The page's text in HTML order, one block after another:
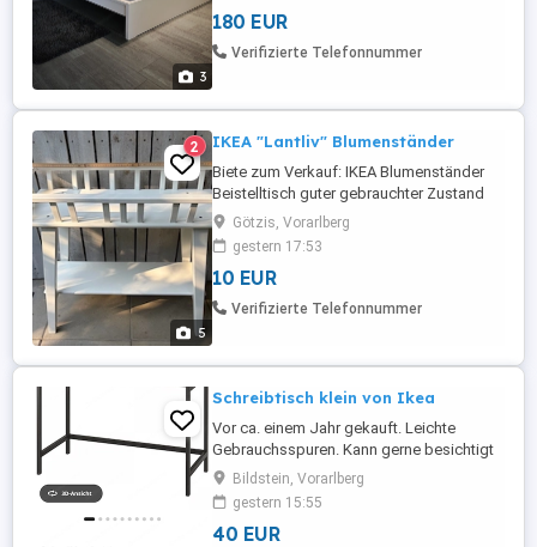
3
180 EUR
Verifizierte Telefonnummer
5
2 IKEA "Lantliv" Blumenständer
Biete zum Verkauf: IKEA Blumenständer
Beistelltisch guter gebrauchter Zustand
Länge: 74 cm Breite: 32 cm Höhe: 68 cm
Nur Selbstabholer!
Götzis, Vorarlberg
gestern 17:53
10 EUR
Verifizierte Telefonnummer
Schreibtisch klein von Ikea
Vor ca. einem Jahr gekauft. Leichte
Gebrauchsspuren. Kann gerne besichtigt
werden. Abzuholen in Bildstein
Bildstein, Vorarlberg
gestern 15:55
40 EUR